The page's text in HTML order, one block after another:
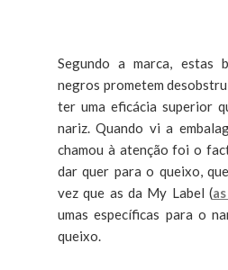
Segundo a marca, estas
negros prometem
ter uma eficácia superior
nariz. Quando vi a
chamou à atenção foi o
dar quer para o queixo,
vez que as da My Label (
umas específicas para o
queixo.